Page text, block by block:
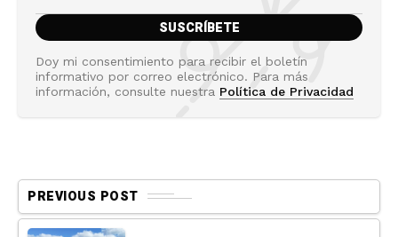
Doy mi consentimiento para recibir el boletín
informativo por correo electrónico. Para más
información, consulte nuestra Política de Privacidad
PREVIOUS POST